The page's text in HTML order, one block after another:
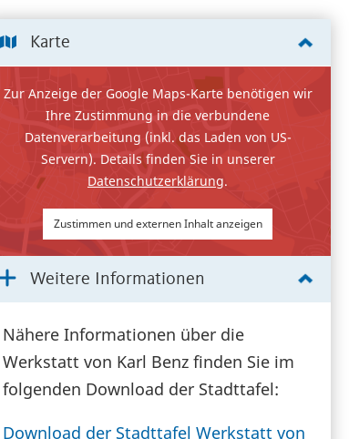
Karte
Zur Anzeige der Google Maps-Karte benötigen wir
Ihre Zustimmung in die verbundene
Datenverarbeitung (inkl. das Laden von US-
Servern). Details finden Sie in unserer
Datenschutzerklärung.
Zustimmen und externen Inhalt anzeigen
Weitere Informationen
Nähere Informationen über die
Werkstatt von Karl Benz finden Sie im
folgenden Download der Stadttafel:
Download der Stadttafel Werkstatt von